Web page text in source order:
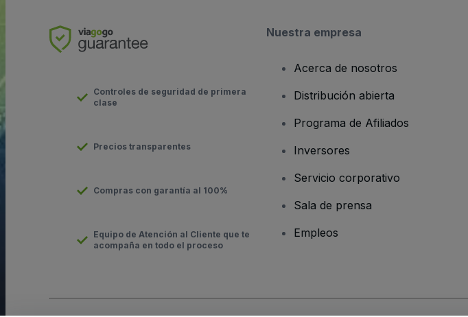
Controles de seguridad de primera
clase
Precios transparentes
Compras con garantía al 100%
Equipo de Atención al Cliente que te
acompaña en todo el proceso
Nuestra empresa
Acerca de nosotros
Distribución abierta
Programa de Afiliados
Inversores
Servicio corporativo
Sala de prensa
Empleos